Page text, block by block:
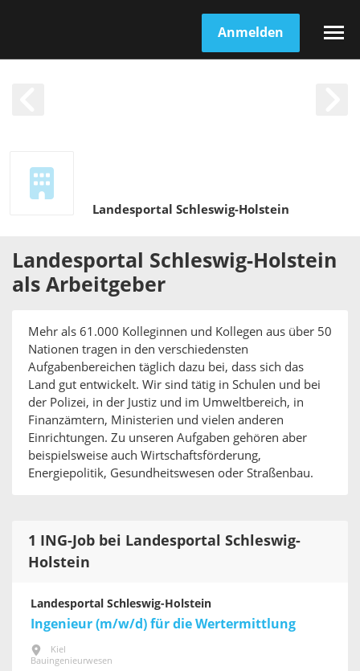
Anmelden
Landesportal Schleswig-Holstein
Landesportal Schleswig-Holstein
als Arbeitgeber
Mehr als 61.000 Kolleginnen und Kollegen aus über 50
Nationen tragen in den verschiedensten
Aufgabenbereichen täglich dazu bei, dass sich das
Land gut entwickelt. Wir sind tätig in Schulen und bei
der Polizei, in der Justiz und im Umweltbereich, in
Finanzämtern, Ministerien und vielen anderen
Einrichtungen. Zu unseren Aufgaben gehören aber
beispielsweise auch Wirtschaftsförderung,
Energiepolitik, Gesundheitswesen oder Straßenbau.
1 ING-Job bei Landesportal Schleswig-
Holstein
Landesportal Schleswig-Holstein
Ingenieur (m/w/d) für die Wertermittlung
Kiel
Bauingenieurwesen